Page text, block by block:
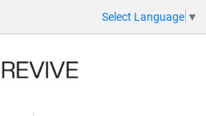
Select Language ▼